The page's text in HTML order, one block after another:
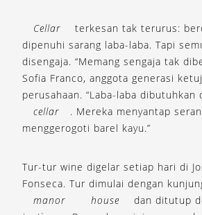
Cellar
terkesan tak terurus:
dipenuhi sarang laba-laba. Tapi
disengaja. “Memang sengaja tak
Sofia Franco, anggota generasi
perusahaan. “Laba-laba dibutuhkan
cellar
. Mereka menyantap
menggerogoti barel kayu.”
Tur-tur wine digelar setiap hari di
Fonseca. Tur dimulai dengan
manor
house dan ditutup